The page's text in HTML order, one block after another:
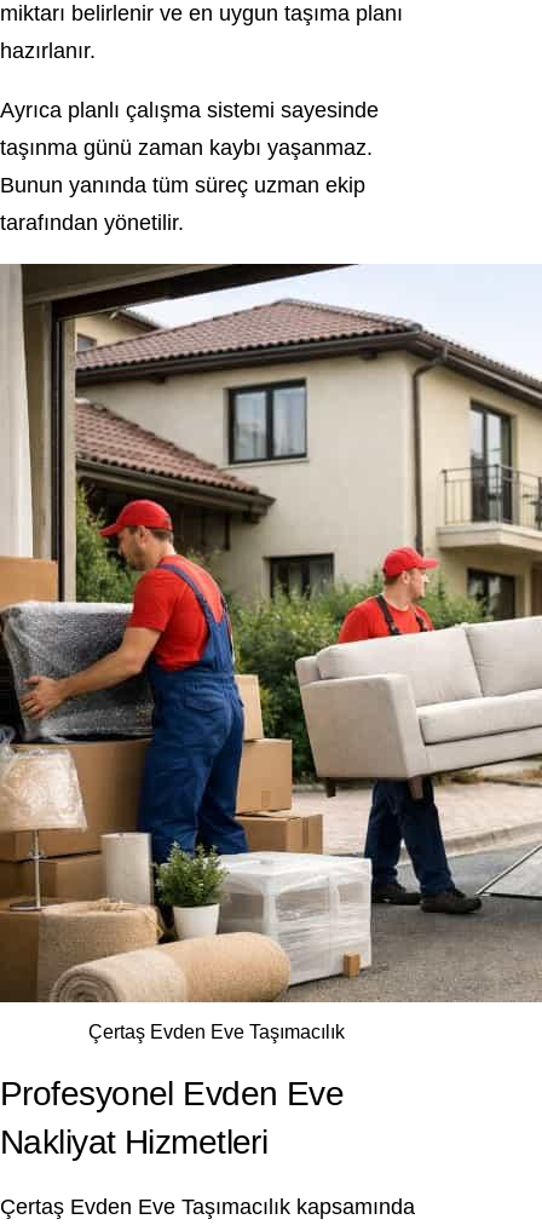
miktarı belirlenir ve en uygun taşıma planı
hazırlanır.
Ayrıca planlı çalışma sistemi sayesinde
taşınma günü zaman kaybı yaşanmaz.
Bunun yanında tüm süreç uzman ekip
tarafından yönetilir.
Çertaş Evden Eve Taşımacılık
Profesyonel Evden Eve
Nakliyat Hizmetleri
Çertaş Evden Eve Taşımacılık kapsamında